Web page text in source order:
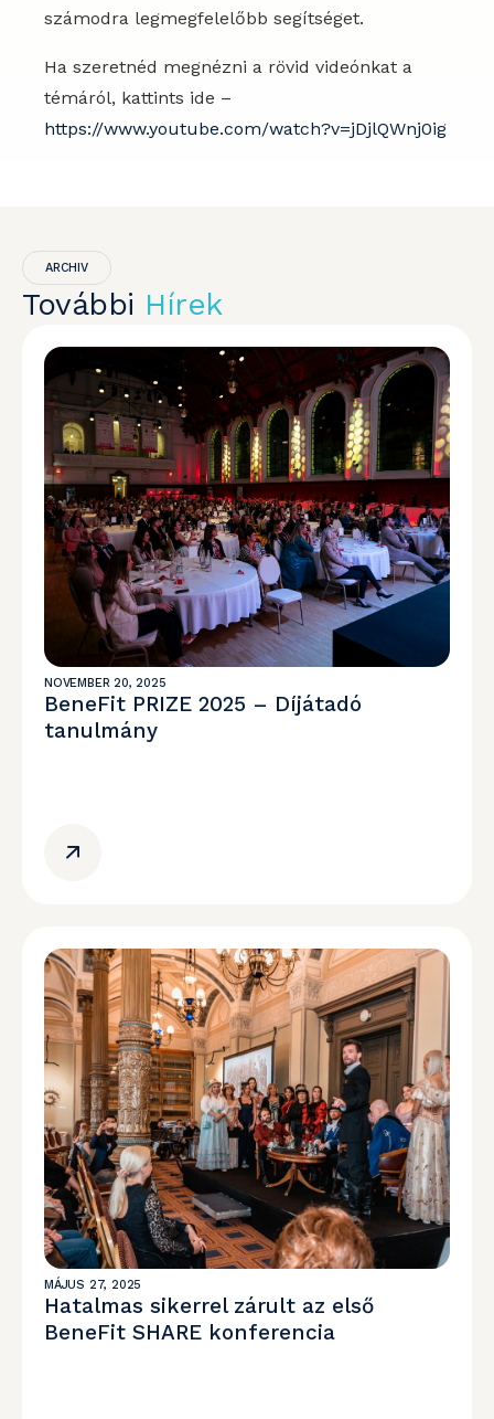
számodra legmegfelelőbb segítséget.
Ha szeretnéd megnézni a rövid videónkat a
témáról, kattints ide –
https://www.youtube.com/watch?v=jDjlQWnj0ig
ARCHIV
További Hírek
NOVEMBER 20, 2025
BeneFit PRIZE 2025 – Díjátadó
tanulmány
MÁJUS 27, 2025
Hatalmas sikerrel zárult az első
BeneFit SHARE konferencia